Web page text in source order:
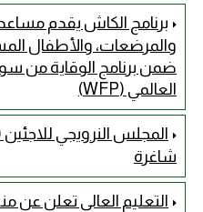
برنامج الكاش يقدم
والمرضعات، والأطفال
ضمن برنامج الوقاية من سوء
العالمي (WFP)
شاغرة
التعليم العالي تعلن